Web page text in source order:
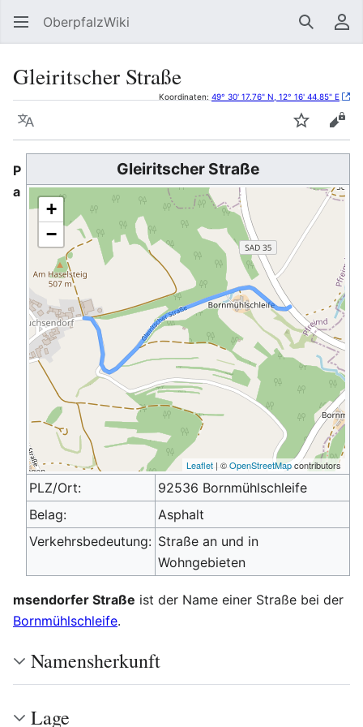
OberpfalzWiki Suchen
Gleiritscher Straße
Sprache
Koordinaten: 49° 30' 17.76" N, 12° 16' 44.85" E
Gleiritscher Straße
+
−
Leaflet | ©OpenStreetMapcontributors
PLZ/Ort:
92536 Bornmühlschleife
Belag:
Asphalt
Verkehrsbedeutung: Straße an und in
Wohngebieten
P
a
msendorfer Straße ist der Name einer Straße bei der
Bornmühlschleife.
Namensherkunft
Lage